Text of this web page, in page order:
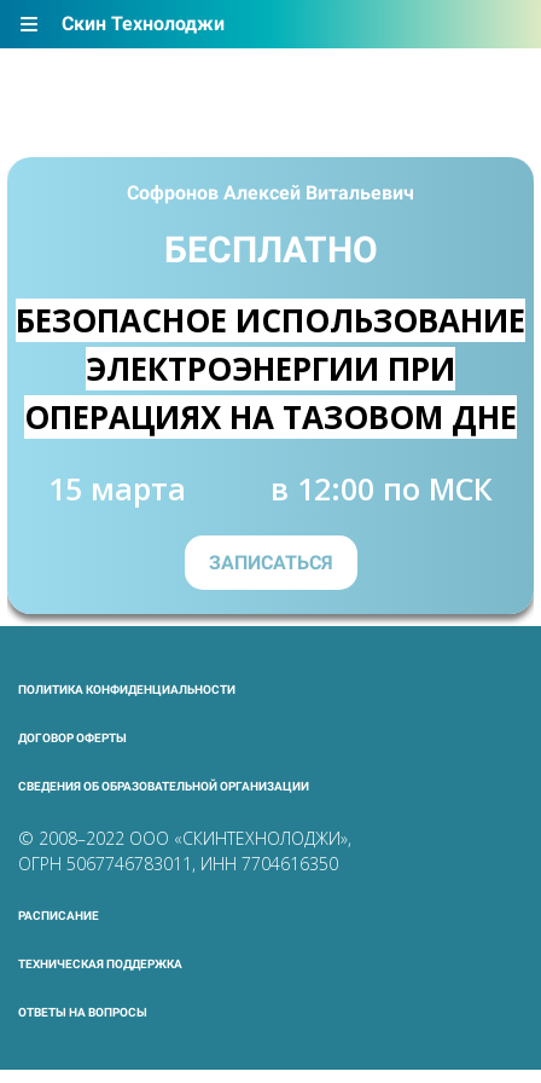
Скин Технолоджи
Софронов Алексей Витальевич
БЕСПЛАТНО
БЕЗОПАСНОЕ ИСПОЛЬЗОВАНИЕ
ЭЛЕКТРОЭНЕРГИИ ПРИ
ОПЕРАЦИЯХ НА ТАЗОВОМ ДНЕ
15 марта в 12:00 по МСК
ЗАПИСАТЬСЯ
ПОЛИТИКА КОНФИДЕНЦИАЛЬНОСТИ
ДОГОВОР ОФЕРТЫ
СВЕДЕНИЯ ОБ ОБРАЗОВАТЕЛЬНОЙ ОРГАНИЗАЦИИ
© 2008–2022 ООО «СКИНТЕХНОЛОДЖИ»,
ОГРН 5067746783011, ИНН 7704616350
РАСПИСАНИЕ
ТЕХНИЧЕСКАЯ ПОДДЕРЖКА
ОТВЕТЫ НА ВОПРОСЫ